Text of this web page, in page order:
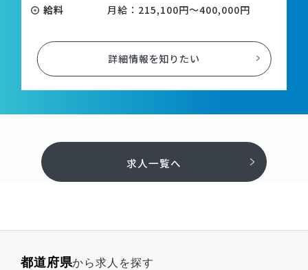
円～400,000円
りたい
詳細情報を知りた
求人一覧へ
都道府県から求人を探す